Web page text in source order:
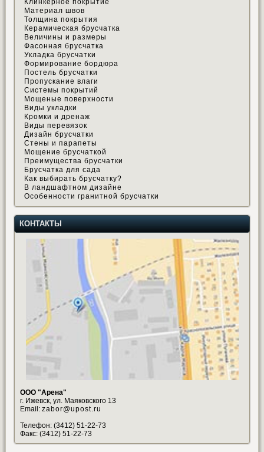
Клинкерное покрытие
Материал швов
Толщина покрытия
Керамическая брусчатка
Величины и размеры
Фасонная брусчатка
Укладка брусчатки
Формирование бордюра
Постель брусчатки
Пропускание влаги
Системы покрытий
Мощеные поверхности
Виды укладки
Кромки и дренаж
Виды перевязок
Дизайн брусчатки
Стены и парапеты
Мощение брусчаткой
Преимущества брусчатки
Брусчатка для сада
Как выбирать брусчатку?
В ландшафтном дизайне
Особенности гранитной брусчатки
КОНТАКТЫ
ООО "Арена"
г. Ижевск, ул. Маяковского 13
Email: zabor@upost.ru
Телефон: (3412) 51-22-73
Факс: (3412) 51-22-73